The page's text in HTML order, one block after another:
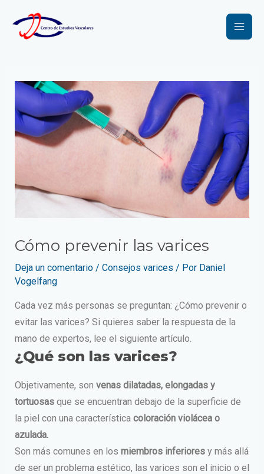
contenido
Main
Cómo prevenir las varices
Deja un comentario / Consejos varices / Por Daniel
Vogelfang
Cada vez más personas se preguntan: ¿Cómo prevenir o
evitar las varices? Si quieres saber la respuesta de la
mano de expertos, lee el siguiente artículo.
¿Qué son las varices?
Objetivamente, son venas dilatadas, elongadas y
tortuosasque se encuentran debajo de la superficie de
la piel con una característica coloración violácea o
azulada.
Son más comunes en los miembros inferioresy más allá
de ser un problema estético, las varices son el inicio o el
de
entradas